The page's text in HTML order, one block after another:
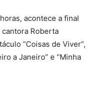
acontece a final
Roberta
“Coisas de Viver”,
a Janeiro” e “Minha